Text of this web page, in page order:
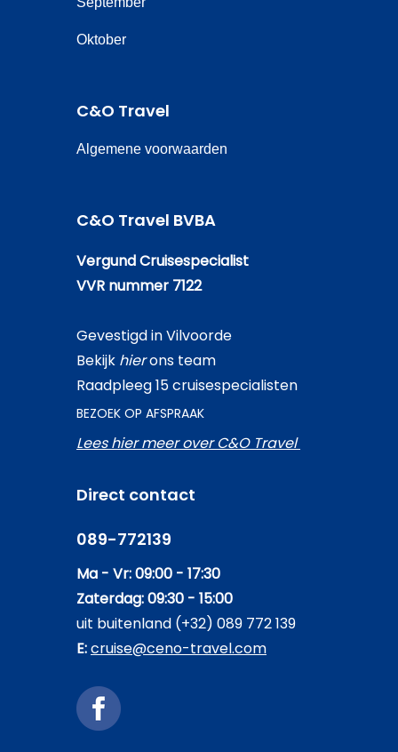
Oktober
C&O Travel
Algemene voorwaarden
C&O Travel BVBA
Vergund Cruisespecialist
VVR nummer 7122
Gevestigd in Vilvoorde
Bekijk hierons team
Raadpleeg 15 cruisespecialisten
BEZOEK OP AFSPRAAK
Lees hier meer over C&O Travel
Direct contact
089-772139
Ma - Vr: 09:00 - 17:30
Zaterdag: 09:30 - 15:00
uit buitenland (+32) 089 772 139
E:cruise@ceno-travel.com